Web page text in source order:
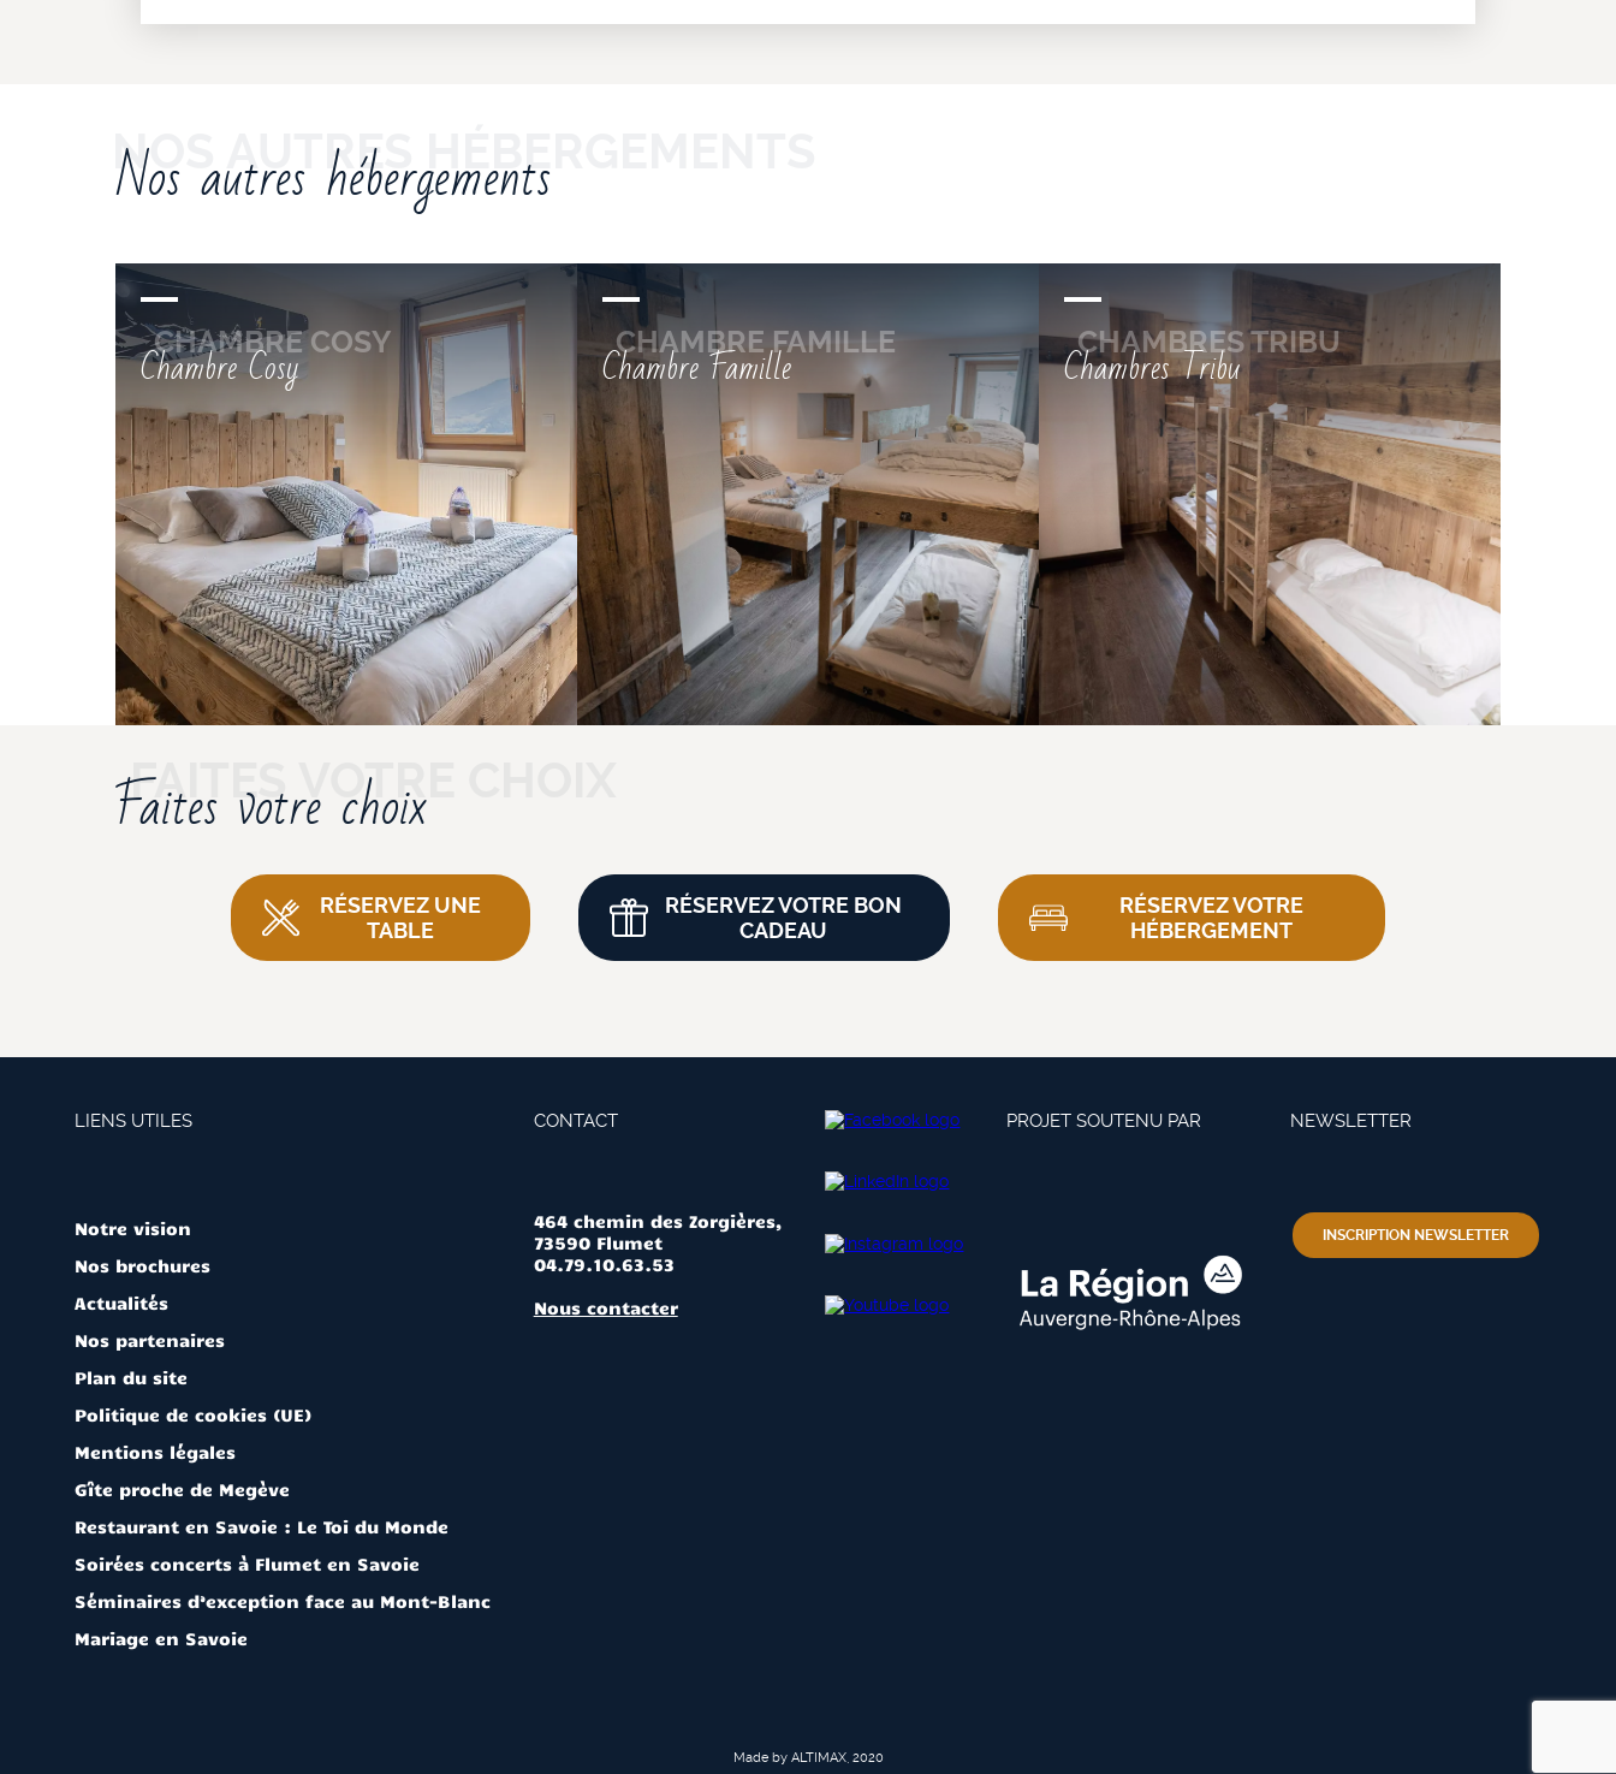
Nos autres hébergements
Chambre Cosy Chambre Famille Chambres Tribu
Faites votre choix
RÉSERVEZ UNE
TABLE
RÉSERVEZ VOTRE BON
CADEAU
RÉSERVEZ VOTRE
HÉBERGEMENT
LIENS UTILES
Notre vision
Nos brochures
Actualités
Nos partenaires
Plan du site
Politique de cookies (UE)
Mentions légales
Gîte proche de Megève
Restaurant en Savoie : Le Toi du Monde
Soirées concerts à Flumet en Savoie
Séminaires d’exception face au Mont-Blanc
Mariage en Savoie
CONTACT
464 chemin des Zorgières,
73590 Flumet
04.79.10.63.53
Nous contacter
PROJET SOUTENU PAR NEWSLETTER
INSCRIPTION NEWSLETTER
Made by ALTIMAX, 2020